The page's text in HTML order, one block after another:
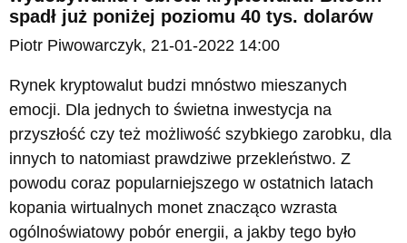
spadł już poniżej poziomu 40 tys. dolarów
Piotr Piwowarczyk, 21-01-2022 14:00
Rynek kryptowalut budzi mnóstwo mieszanych
emocji. Dla jednych to świetna inwestycja na
przyszłość czy też możliwość szybkiego zarobku, dla
innych to natomiast prawdziwe przekleństwo. Z
powodu coraz popularniejszego w ostatnich latach
kopania wirtualnych monet znacząco wzrasta
ogólnoświatowy pobór energii, a jakby tego było